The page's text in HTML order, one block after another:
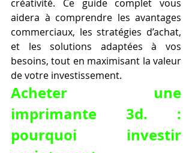
créativité. Ce guide complet vous
aidera à comprendre les avantages
commerciaux, les stratégies d’achat,
et les solutions adaptées à vos
besoins, tout en maximisant la valeur
de votre investissement.
Acheter une
imprimante 3d. :
pourquoi investir